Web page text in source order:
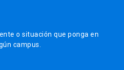
o situación que ponga en
campus.